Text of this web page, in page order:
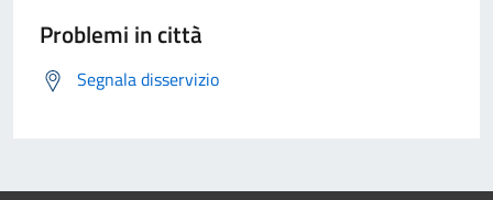
Problemi in città
Segnala disservizio